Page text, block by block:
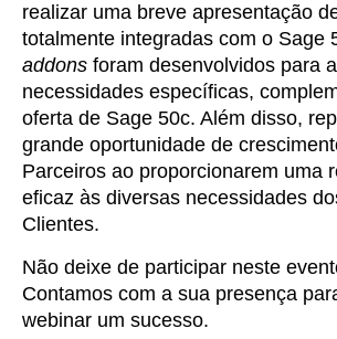
realizar uma breve apresentação
totalmente integradas com o Sage
addons foram desenvolvidos para
necessidades específicas,
oferta de Sage 50c. Além disso,
grande oportunidade de
Parceiros ao proporcionarem uma
eficaz às diversas necessidades
Clientes.
Não deixe de participar neste
Contamos com a sua presença
webinar um sucesso.